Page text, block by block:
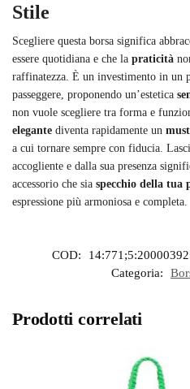
Stile
Scegliere questa borsa significa
essere quotidiana e che la praticità
raffinatezza. È un investimento in un
passeggere, proponendo un’estetica
non vuole scegliere tra forma e
elegante diventa rapidamente un
a cui tornare sempre con fiducia.
accogliente e dalla sua presenza
accessorio che sia specchio della tua
espressione più armoniosa e completa.
COD:
Categoria:
Prodotti correlati